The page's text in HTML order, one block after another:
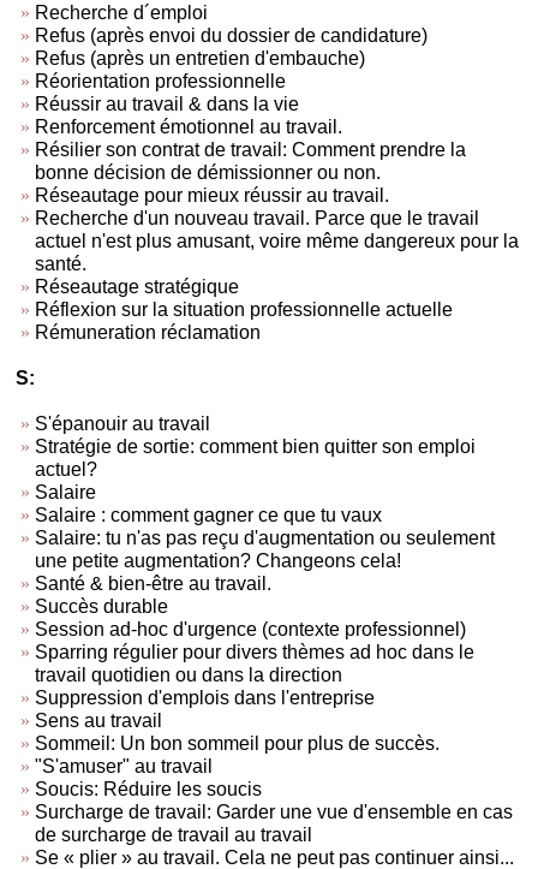
Recherche d´emploi
Refus (après envoi du dossier de candidature)
Refus (après un entretien d'embauche)
Réorientation professionnelle
Réussir au travail & dans la vie
Renforcement émotionnel au travail.
Résilier son contrat de travail: Comment prendre la
bonne décision de démissionner ou non.
Réseautage pour mieux réussir au travail.
Recherche d'un nouveau travail. Parce que le travail
actuel n'est plus amusant, voire même dangereux pour la
santé.
Réseautage stratégique
Réflexion sur la situation professionnelle actuelle
Rémuneration réclamation
S:
S'épanouir au travail
Stratégie de sortie: comment bien quitter son emploi
actuel?
Salaire
Salaire : comment gagner ce que tu vaux
Salaire: tu n'as pas reçu d'augmentation ou seulement
une petite augmentation? Changeons cela!
Santé & bien-être au travail.
Succès durable
Session ad-hoc d'urgence (contexte professionnel)
Sparring régulier pour divers thèmes ad hoc dans le
travail quotidien ou dans la direction
Suppression d'emplois dans l'entreprise
Sens au travail
Sommeil: Un bon sommeil pour plus de succès.
"S'amuser" au travail
Soucis: Réduire les soucis
Surcharge de travail: Garder une vue d'ensemble en cas
de surcharge de travail au travail
Se « plier » au travail. Cela ne peut pas continuer ainsi...